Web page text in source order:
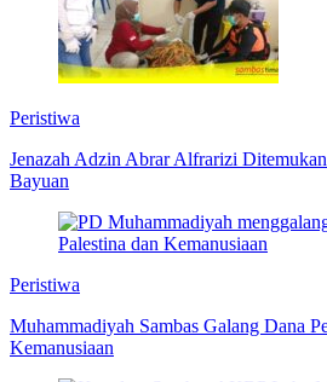
Peristiwa
Jenazah Adzin Abrar Alfrarizi
Bayuan
Peristiwa
Muhammadiyah Sambas Galang Dana
Kemanusiaan